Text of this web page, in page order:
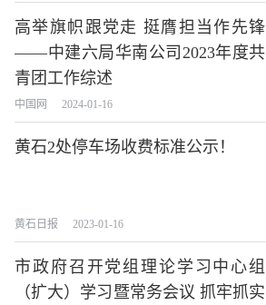
高举旗帜跟党走 挺膺担当作先锋
——中建六局华南公司2023年度共
青团工作综述
中国网 2024-01-16
黄石2处停车场收费标准公示！
黄石日报 2023-01-16
市政府召开党组理论学习中心组
（扩大）学习暨常务会议 抓牢抓实